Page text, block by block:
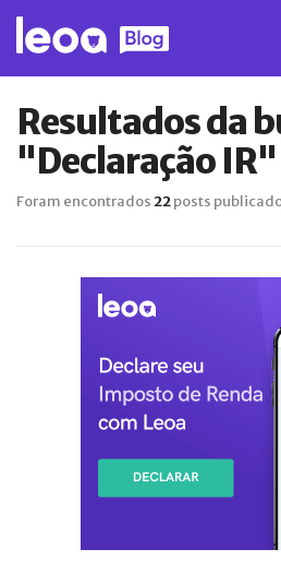
Resultados da
"Declaração IR"
Foram encontrados22posts